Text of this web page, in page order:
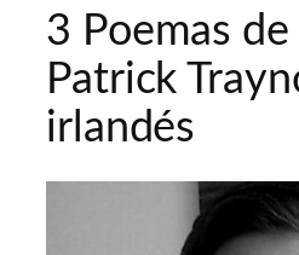
3 Poemas de
Patrick
irlandés